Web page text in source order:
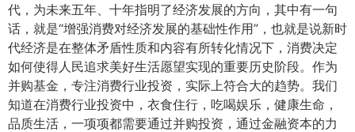
代，为未来五年、十年指明了经济发展的方向，其中有一句
话，就是“增强消费对经济发展的基础性作用”，也就是说新时
代经济是在整体矛盾性质和内容有所转化情况下，消费决定
如何使得人民追求美好生活愿望实现的重要历史阶段。作为
并购基金，专注消费行业投资，实际上符合大的趋势。我们
知道在消费行业投资中，衣食住行，吃喝娱乐，健康生命，
品质生活，一项项都需要通过并购投资，通过金融资本的力